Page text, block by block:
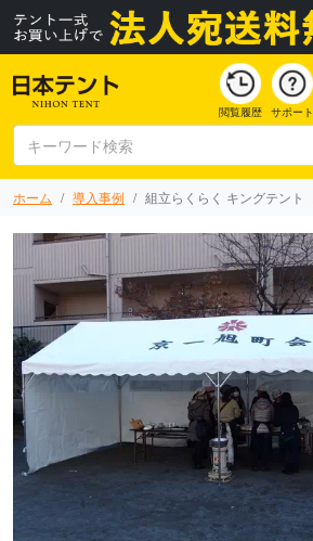
閲覧履歴 サポート
ホーム 導入事例 組立らくらく キングテント